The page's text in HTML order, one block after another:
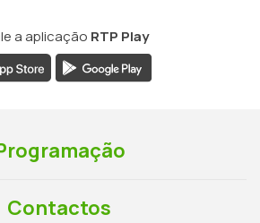
a aplicação RTP Play
Contactos